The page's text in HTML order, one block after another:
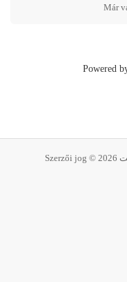
Már
Powered